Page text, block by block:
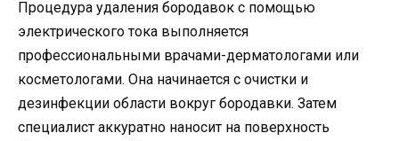
Процедура удаления бородавок с помощью
электрического тока выполняется
профессиональными врачами-дерматологами или
косметологами. Она начинается с очистки и
дезинфекции области вокруг бородавки. Затем
специалист аккуратно наносит на поверхность